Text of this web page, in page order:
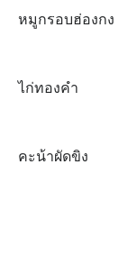
หมูกรอบฮ่องกง
ไก่ทองคำ
คะน้าผัดขิง